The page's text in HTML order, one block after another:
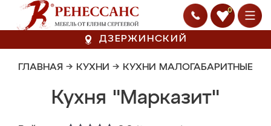
0
ДЗЕРЖИНСКИЙ
ГЛАВНАЯ → КУХНИ → КУХНИ МАЛОГАБАРИТНЫЕ
Кухня "Марказит"